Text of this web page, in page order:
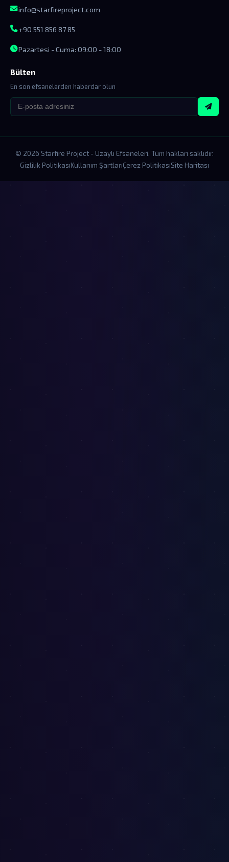
info@starfireproject.com
+90 551 856 87 85
Pazartesi - Cuma: 09:00 - 18:00
Bülten
En son efsanelerden haberdar olun
© 2026 Starfire Project - Uzaylı Efsaneleri. Tüm hakları saklıdır.
Gizlilik PolitikasıKullanım ŞartlarıÇerez PolitikasıSite Haritası